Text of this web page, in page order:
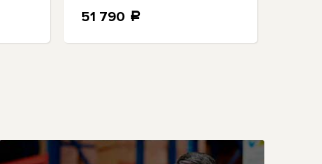
51 790 a